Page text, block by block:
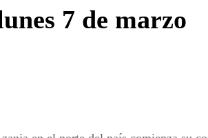
7 de marzo